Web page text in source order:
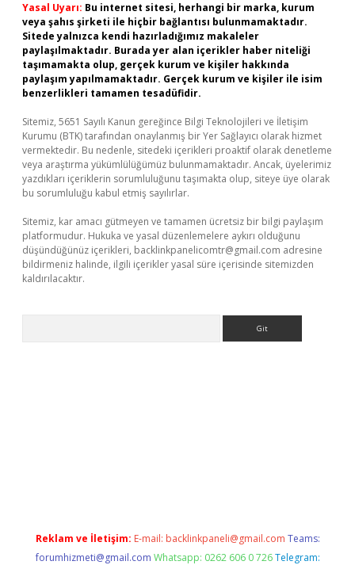
Yasal Uyarı: Bu internet sitesi, herhangi bir marka, kurum
veya şahıs şirketi ile hiçbir bağlantısı bulunmamaktadır.
Sitede yalnızca kendi hazırladığımız makaleler
paylaşılmaktadır. Burada yer alan içerikler haber niteliği
taşımamakta olup, gerçek kurum ve kişiler hakkında
paylaşım yapılmamaktadır. Gerçek kurum ve kişiler ile isim
benzerlikleri tamamen tesadüfidir.
Sitemiz, 5651 Sayılı Kanun gereğince Bilgi Teknolojileri ve İletişim
Kurumu (BTK) tarafından onaylanmış bir Yer Sağlayıcı olarak hizmet
vermektedir. Bu nedenle, sitedeki içerikleri proaktif olarak denetleme
veya araştırma yükümlülüğümüz bulunmamaktadır. Ancak, üyelerimiz
yazdıkları içeriklerin sorumluluğunu taşımakta olup, siteye üye olarak
bu sorumluluğu kabul etmiş sayılırlar.
Sitemiz, kar amacı gütmeyen ve tamamen ücretsiz bir bilgi paylaşım
platformudur. Hukuka ve yasal düzenlemelere aykırı olduğunu
düşündüğünüz içerikleri, backlinkpanelicomtr@gmail.com adresine
bildirmeniz halinde, ilgili içerikler yasal süre içerisinde sitemizden
kaldırılacaktır.
Reklam ve İletişim: E-mail: backlinkpaneli@gmail.com Teams:
forumhizmeti@gmail.com Whatsapp: 0262 606 0 726 Telegram: